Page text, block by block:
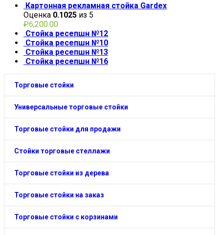
Картонная рекламная стойка Gardex
Оценка 0.1025 из 5
₽6,200.00
Стойка ресепшн №12
Стойка ресепшн №10
Стойка ресепшн №13
Стойка ресепшн №16
Торговые стойки
Универсальные торговые стойки
Торговые стойки для продажи
Стойки торговые стеллажи
Торговые стойки из дерева
Торговые стойки на заказ
Торговые стойки с корзинами